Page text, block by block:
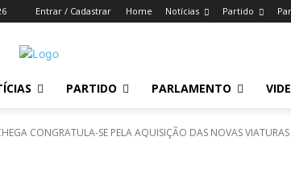
Entrar / Cadastrar Home Notícias Partido
PARTIDO PARLAMENTO
CONGRATULA-SE PELA AQUISIÇÃO DAS NOVAS